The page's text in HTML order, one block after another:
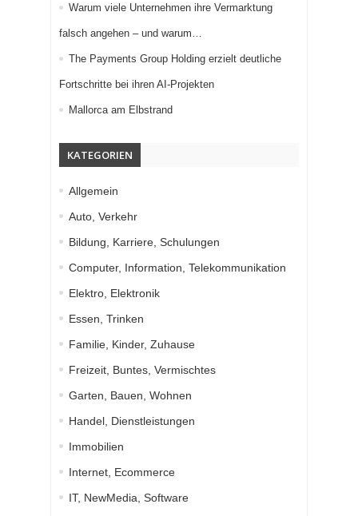
Warum viele Unternehmen ihre Vermarktung
falsch angehen – und warum…
The Payments Group Holding erzielt deutliche
Fortschritte bei ihren AI-Projekten
Mallorca am Elbstrand
KATEGORIEN
Allgemein
Auto, Verkehr
Bildung, Karriere, Schulungen
Computer, Information, Telekommunikation
Elektro, Elektronik
Essen, Trinken
Familie, Kinder, Zuhause
Freizeit, Buntes, Vermischtes
Garten, Bauen, Wohnen
Handel, Dienstleistungen
Immobilien
Internet, Ecommerce
IT, NewMedia, Software